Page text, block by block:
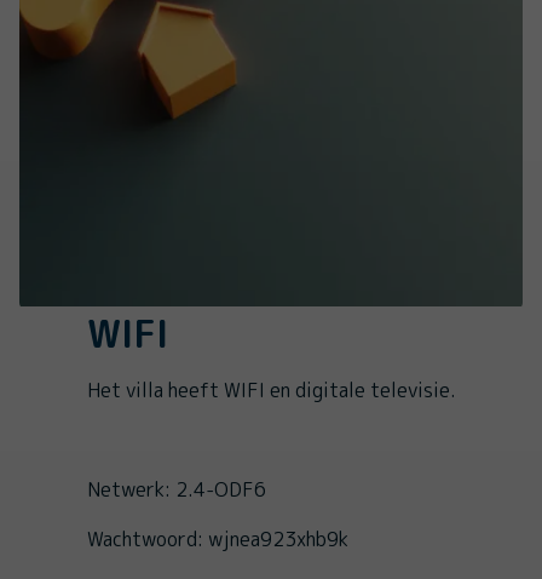
WIFI
Het villa heeft WIFI en digitale televisie.
Netwerk: 2.4-ODF6
Wachtwoord: wjnea923xhb9k